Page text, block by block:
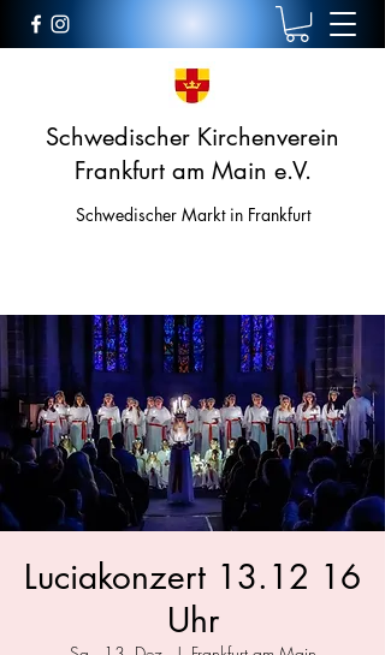
Schwedischer Kirchenverein
Frankfurt am Main e.V.
Schwedischer Markt in Frankfurt
Luciakonzert 13.12 16
Uhr